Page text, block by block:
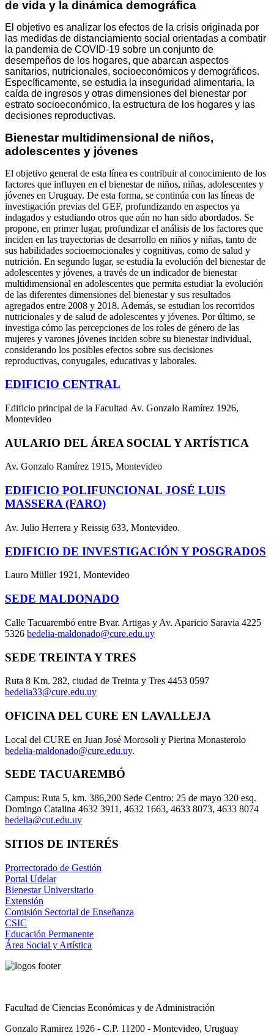
de vida y la dinámica demográfica
El objetivo es analizar los efectos de la crisis originada por
las medidas de distanciamiento social orientadas a combatir
la pandemia de COVID-19 sobre un conjunto de
desempeños de los hogares, que abarcan aspectos
sanitarios, nutricionales, socioeconómicos y demográficos.
Específicamente, se estudia la inseguridad alimentaria, la
caída de ingresos y otras dimensiones del bienestar por
estrato socioeconómico, la estructura de los hogares y las
decisiones reproductivas.
Bienestar multidimensional de niños,
adolescentes y jóvenes
El objetivo general de esta línea es contribuir al conocimiento de los
factores que influyen en el bienestar de niños, niñas, adolescentes y
jóvenes en Uruguay. De esta forma, se continúa con las líneas de
investigación previas del GEF, profundizando en aspectos ya
indagados y estudiando otros que aún no han sido abordados. Se
propone, en primer lugar, profundizar el análisis de los factores que
inciden en las trayectorias de desarrollo en niños y niñas, tanto de
sus habilidades socioemocionales y cognitivas, como de salud y
nutrición. En segundo lugar, se estudia la evolución del bienestar de
adolescentes y jóvenes, a través de un indicador de bienestar
multidimensional en adolescentes que permita estudiar la evolución
de las diferentes dimensiones del bienestar y sus resultados
agregados entre 2008 y 2018. Además, se estudian los recorridos
nutricionales y de salud de adolescentes y jóvenes. Por último, se
investiga cómo las percepciones de los roles de género de las
mujeres y varones jóvenes inciden sobre su bienestar individual,
considerando los posibles efectos sobre sus decisiones
reproductivas, conyugales, educativas y laborales.
EDIFICIO CENTRAL
Edificio principal de la Facultad Av. Gonzalo Ramírez 1926,
Montevideo
AULARIO DEL ÁREA SOCIAL Y ARTÍSTICA
Av. Gonzalo Ramírez 1915, Montevideo
EDIFICIO POLIFUNCIONAL JOSÉ LUIS
MASSERA (FARO)
Av. Julio Herrera y Reissig 633, Montevideo.
EDIFICIO DE INVESTIGACIÓN Y POSGRADOS
Lauro Müller 1921, Montevideo
SEDE MALDONADO
Calle Tacuarembó entre Bvar. Artigas y Av. Aparicio Saravia 4225
5326 bedelia-maldonado@cure.edu.uy
SEDE TREINTA Y TRES
Ruta 8 Km. 282, ciudad de Treinta y Tres 4453 0597
bedelia33@cure.edu.uy
OFICINA DEL CURE EN LAVALLEJA
Local del CURE en Juan José Morosoli y Pierina Monasterolo
bedelia-maldonado@cure.edu.uy.
SEDE TACUAREMBÓ
Campus: Ruta 5, km. 386,200 Sede Centro: 25 de mayo 320 esq.
Domingo Catalina 4632 3911, 4632 1663, 4633 8073, 4633 8074
bedelia@cut.edu.uy
SITIOS DE INTERÉS
Prorrectorado de Gestión
Portal Udelar
Bienestar Universitario
Extensión
Comisión Sectorial de Enseñanza
CSIC
Educación Permanente
Área Social y Artística
Facultad de Ciencias Económicas y de Administración
Gonzalo Ramirez 1926 - C.P. 11200 - Montevideo, Uruguay